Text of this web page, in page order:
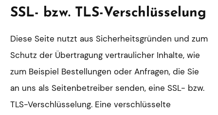
SSL- bzw. TLS-Verschlüsselung
Diese Seite nutzt aus Sicherheitsgründen und zum
Schutz der Übertragung vertraulicher Inhalte, wie
zum Beispiel Bestellungen oder Anfragen, die Sie
an uns als Seitenbetreiber senden, eine SSL- bzw.
TLS-Verschlüsselung. Eine verschlüsselte